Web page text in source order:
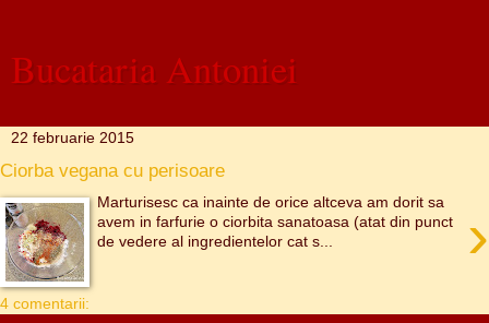
Bucataria Antoniei
22 februarie 2015
Ciorba vegana cu perisoare
›
Marturisesc ca inainte de orice altceva am dorit sa
avem in farfurie o ciorbita sanatoasa (atat din punct
de vedere al ingredientelor cat s...
4 comentarii: